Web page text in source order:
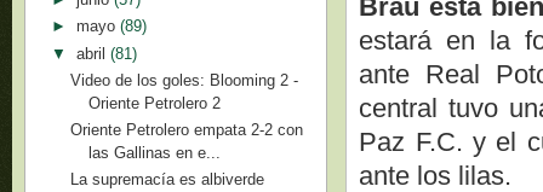
Brau está
estará en la
ante Real
central tuvo
Paz F.C. y el
ante los lilas.
► mayo (89)
▼ abril (81)
Video de los goles: Blooming 2 -
Oriente Petrolero 2
Oriente Petrolero empata 2-2 con
las Gallinas en e...
La supremacía es albiverde